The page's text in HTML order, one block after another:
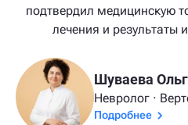
подтвердил медицинскую
лечения и результаты
Шуваева
Невролог ·
Подробнее